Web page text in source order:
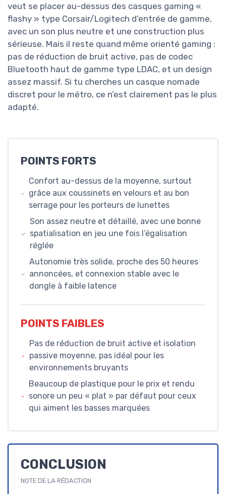
veut se placer au-dessus des casques gaming «
flashy » type Corsair/Logitech d’entrée de gamme,
avec un son plus neutre et une construction plus
sérieuse. Mais il reste quand même orienté gaming :
pas de réduction de bruit active, pas de codec
Bluetooth haut de gamme type LDAC, et un design
assez massif. Si tu cherches un casque nomade
discret pour le métro, ce n’est clairement pas le plus
adapté.
POINTS FORTS
Confort au-dessus de la moyenne, surtout
grâce aux coussinets en velours et au bon
serrage pour les porteurs de lunettes
Son assez neutre et détaillé, avec une bonne
spatialisation en jeu une fois l’égalisation
réglée
Autonomie très solide, proche des 50 heures
annoncées, et connexion stable avec le
dongle à faible latence
POINTS FAIBLES
Pas de réduction de bruit active et isolation
passive moyenne, pas idéal pour les
environnements bruyants
Beaucoup de plastique pour le prix et rendu
sonore un peu « plat » par défaut pour ceux
qui aiment les basses marquées
CONCLUSION
NOTE DE LA RÉDACTION